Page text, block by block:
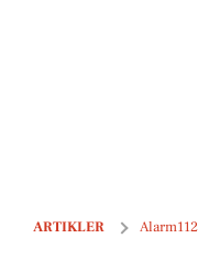
ARTIKLER Alarm112
Sag om drab og